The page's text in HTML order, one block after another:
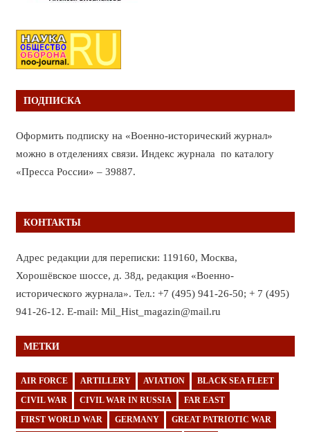
ПОДПИСКА
Оформить подписку на «Военно-исторический журнал»
можно в отделениях связи. Индекс журнала по каталогу
«Пресса России» – 39887.
КОНТАКТЫ
Адрес редакции для переписки: 119160, Москва,
Хорошёвское шоссе, д. 38д, редакция «Военно-
исторического журнала». Тел.: +7 (495) 941-26-50; + 7 (495)
941-26-12. E-mail: Mil_Hist_magazin@mail.ru
МЕТКИ
AIR FORCE ARTILLERY AVIATION BLACK SEA FLEET
CIVIL WAR CIVIL WAR IN RUSSIA FAR EAST
FIRST WORLD WAR GERMANY GREAT PATRIOTIC WAR